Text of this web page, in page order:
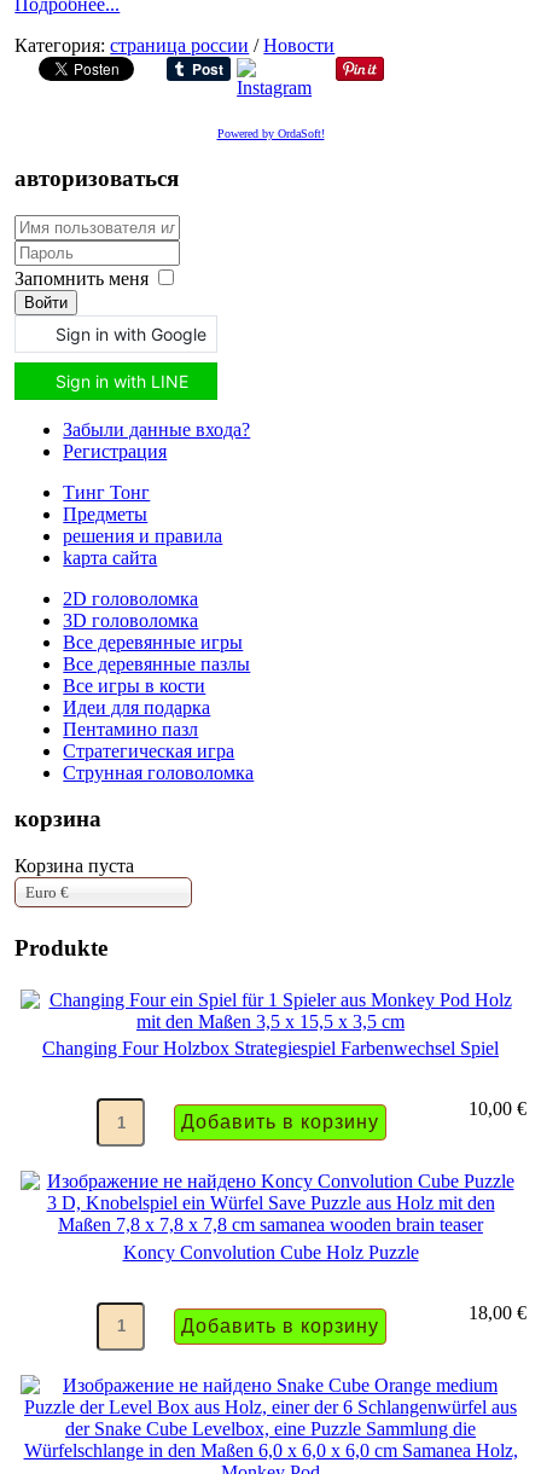
Категория:страница pоссии /Новости
Powered by OrdaSoft!
авторизоваться
Запомнить меня
Войти
Sign in with Google
Sign in with LINE
Забыли данные входа?
Регистрация
Тинг Тонг
Предметы
решения и правила
kарта сайта
2D головоломка
3D головоломка
Все деревянные игры
Все деревянные пазлы
Все игры в кости
Идеи для подарка
Пентамино пазл
Стратегическая игра
Струнная головоломка
корзина
Корзина пуста
Euro €
Produkte
Changing Four Holzbox Strategiespiel Farbenwechsel Spiel
10,00 €
Koncy Convolution Cube Holz Puzzle
18,00 €